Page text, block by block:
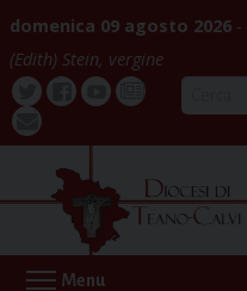
content
domenica 09 agosto 2026
(Edith) Stein, vergine
Twitter
Buona
webmail
Menu